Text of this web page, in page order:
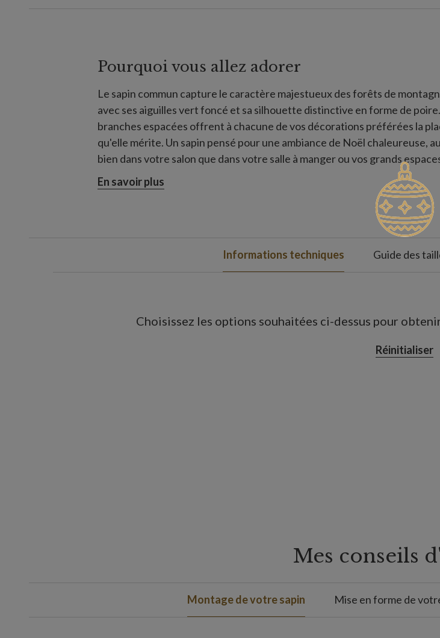
Pourquoi vous allez adorer
Le sapin commun capture le caractère majestueux des forêts de
avec ses aiguilles vert foncé et sa silhouette distinctive en forme de poire.
branches espacées offrent à chacune de vos décorations préférées la
qu'elle mérite. Un sapin pensé pour une ambiance de Noël chaleureuse,
bien dans votre salon que dans votre salle à manger ou vos grands
vie.
En savoir plus
Informations techniques Guide des
Choisissez les options souhaitées ci-dessus pour
Réinitialiser
Mes conseils
Montage de votre sapin Mise en forme de